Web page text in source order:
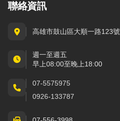
聯絡資訊
高雄市鼓山區大順一路123號
週一至週五
早上08:00至晚上18:00
07-5575975
0926-133787